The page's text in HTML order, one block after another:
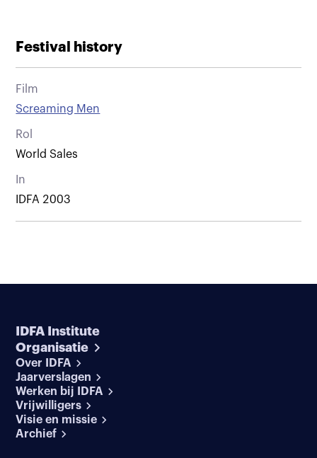
Festival history
Film
Screaming Men
Rol
World Sales
In
IDFA 2003
IDFA Institute
Organisatie
Over IDFA
Jaarverslagen
Werken bij IDFA
Vrijwilligers
Visie en missie
Archief